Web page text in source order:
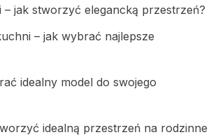
jak stworzyć elegancką przestrzeń?
– jak wybrać najlepsze
idealny model do swojego
idealną przestrzeń na rodzinne